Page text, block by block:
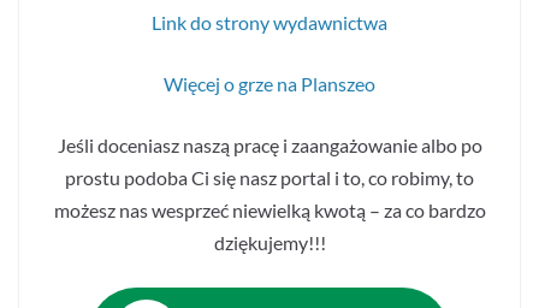
Link do strony wydawnictwa
Więcej o grze na Planszeo
Jeśli doceniasz naszą pracę i zaangażowanie albo po
prostu podoba Ci się nasz portal i to, co robimy, to
możesz nas wesprzeć niewielką kwotą – za co bardzo
dziękujemy!!!